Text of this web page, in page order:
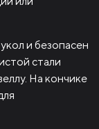
и безопасен
стали
На кончике